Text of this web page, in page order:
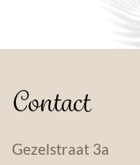
Contact
Gezelstraat 3a